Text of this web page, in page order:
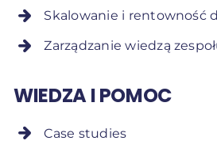
Skalowanie i rentowność
Zarządzanie wiedzą
WIEDZA I POMOC
Case studies